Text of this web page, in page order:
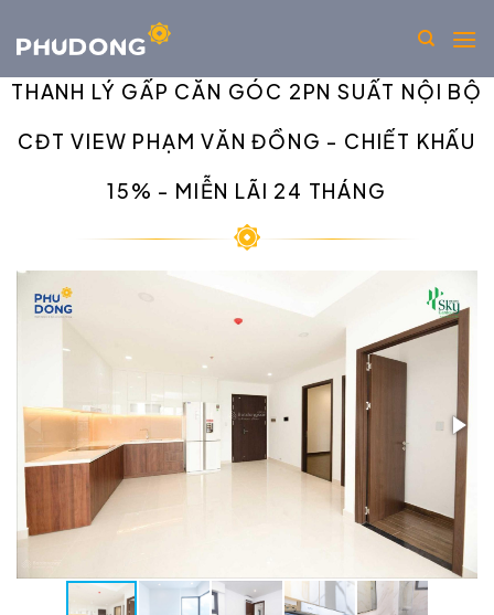
THANH LÝ GẤP CĂN GÓC 2PN SUẤT NỘI BỘ
CĐT VIEW PHẠM VĂN ĐỒNG - CHIẾT KHẤU
15% - MIỄN LÃI 24 THÁNG